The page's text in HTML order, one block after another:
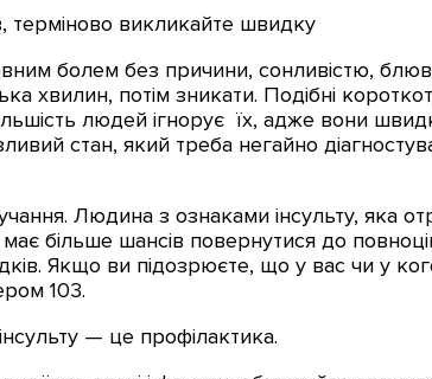
терміново викликайте швидку
болем без причини, сонливістю,
хвилин, потім зникати. Подібні
людей ігнорує їх, адже вони
стан, який треба негайно
Людина з ознаками інсульту, яка
більше шансів повернутися до
Якщо ви підозрюєте, що у вас чи у
103.
— це профілактика.